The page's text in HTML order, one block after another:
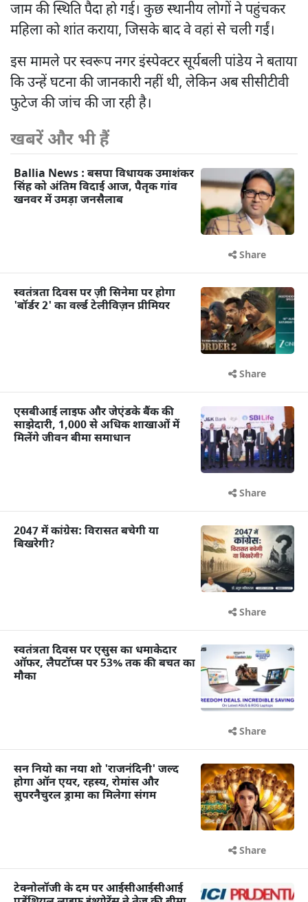
जाम की स्थिति पैदा हो गई। कुछ स्थानीय लोगों ने पहुंचकर
महिला को शांत कराया, जिसके बाद वे वहां से चली गईं।
इस मामले पर स्वरूप नगर इंस्पेक्टर सूर्यबली पांडेय ने बताया
कि उन्हें घटना की जानकारी नहीं थी, लेकिन अब सीसीटीवी
फुटेज की जांच की जा रही है।
खबरें और भी हैं
Ballia News : बसपा विधायक उमाशंकर
सिंह को अंतिम विदाई आज, पैतृक गांव
खनवर में उमड़ा जनसैलाब
Share
स्वतंत्रता दिवस पर ज़ी सिनेमा पर होगा
'बॉर्डर 2' का वर्ल्ड टेलीविज़न प्रीमियर
Share
एसबीआई लाइफ और जेएंडके बैंक की
साझेदारी, 1,000 से अधिक शाखाओं में
मिलेंगे जीवन बीमा समाधान
Share
2047 में कांग्रेस: विरासत बचेगी या
बिखरेगी?
Share
स्वतंत्रता दिवस पर एसुस का धमाकेदार
ऑफर, लैपटॉप्स पर 53% तक की बचत का
मौका
Share
सन नियो का नया शो 'राजनंदिनी' जल्द
होगा ऑन एयर, रहस्य, रोमांस और
सुपरनैचुरल ड्रामा का मिलेगा संगम
Share
टेक्नोलॉजी के दम पर आईसीआईसीआई